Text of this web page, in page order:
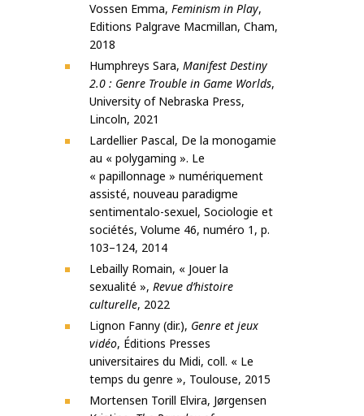
Vossen Emma, Feminism in Play,
‎Editions Palgrave Macmillan, Cham,
2018
Humphreys Sara, Manifest Destiny
2.0 : Genre Trouble in Game Worlds,
‎University of Nebraska Press,
Lincoln, 2021
Lardellier Pascal, De la monogamie
au « polygaming ». Le
« papillonnage » numériquement
assisté, nouveau paradigme
sentimentalo-sexuel, Sociologie et
sociétés, Volume 46, numéro 1, p.
103–124, 2014
Lebailly Romain, « Jouer la
sexualité », Revue d’histoire
culturelle, 2022
Lignon Fanny (dir.), Genre et jeux
vidéo, Éditions Presses
universitaires du Midi, coll. « Le
temps du genre », Toulouse, 2015
Mortensen Torill Elvira, Jørgensen